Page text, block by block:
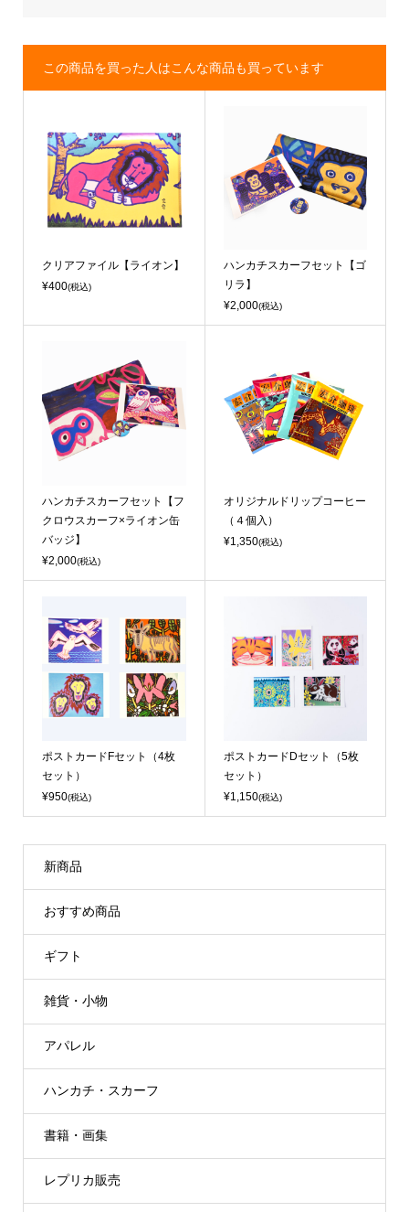
この商品を買った人はこんな商品も買っています
クリアファイル【ライオン】
¥400(税込)
ハンカチスカーフセット【ゴ
リラ】
¥2,000(税込)
ハンカチスカーフセット【フ
クロウスカーフ×ライオン缶
バッジ】
¥2,000(税込)
オリジナルドリップコーヒー
（４個入）
¥1,350(税込)
ポストカードFセット（4枚
セット）
¥950(税込)
ポストカードDセット（5枚
セット）
¥1,150(税込)
新商品
おすすめ商品
ギフト
雑貨・小物
アパレル
ハンカチ・スカーフ
書籍・画集
レプリカ販売